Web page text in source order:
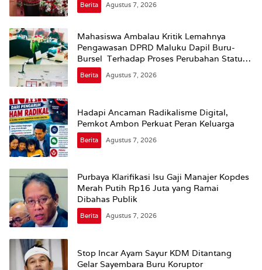
Berita Agustus 7, 2026
Mahasiswa Ambalau Kritik Lemahnya
Pengawasan DPRD Maluku Dapil Buru-
Bursel Terhadap Proses Perubahan Status
Jalan
Berita Agustus 7, 2026
Hadapi Ancaman Radikalisme Digital,
Pemkot Ambon Perkuat Peran Keluarga
Berita Agustus 7, 2026
Purbaya Klarifikasi Isu Gaji Manajer Kopdes
Merah Putih Rp16 Juta yang Ramai
Dibahas Publik
Berita Agustus 7, 2026
Stop Incar Ayam Sayur KDM Ditantang
Gelar Sayembara Buru Koruptor